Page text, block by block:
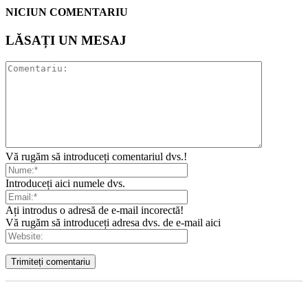
NICIUN COMENTARIU
LĂSAȚI UN MESAJ
Vă rugăm să introduceți comentariul dvs.!
Introduceți aici numele dvs.
Ați introdus o adresă de e-mail incorectă!
Vă rugăm să introduceți adresa dvs. de e-mail aici